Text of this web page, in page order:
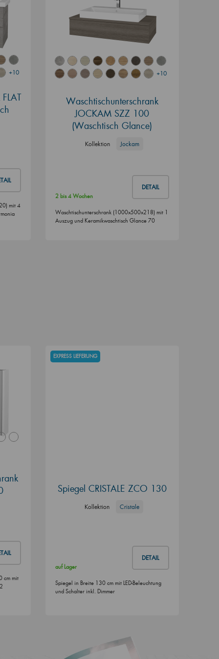
+10
mit 4
+10
Waschtischunterschrank
JOCKAM SZZ 100
(Waschtisch Glance)
Kollektion Jockam
DETAIL
2 bis 4 Wochen
Waschtischunterschrank (1000x500x218) mit 1
Auszug und Keramikwaschtisch Glance 70
cm mit
EXPRESS LIEFERUNG
Spiegel CRISTALE ZCO 130
Kollektion Cristale
DETAIL
auf Lager
Spiegel in Breite 130 cm mit LED-Beleuchtung
und Schalter inkl. Dimmer